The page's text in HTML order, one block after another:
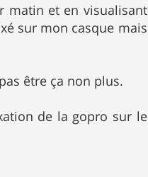
matin et en visualisant
sur mon casque mais
être ça non plus.
de la gopro sur le